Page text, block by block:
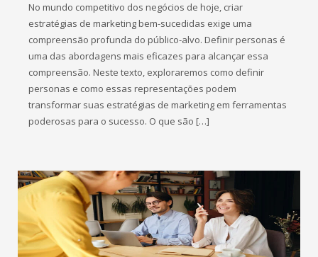
No mundo competitivo dos negócios de hoje, criar
estratégias de marketing bem-sucedidas exige uma
compreensão profunda do público-alvo. Definir personas é
uma das abordagens mais eficazes para alcançar essa
compreensão. Neste texto, exploraremos como definir
personas e como essas representações podem
transformar suas estratégias de marketing em ferramentas
poderosas para o sucesso. O que são […]